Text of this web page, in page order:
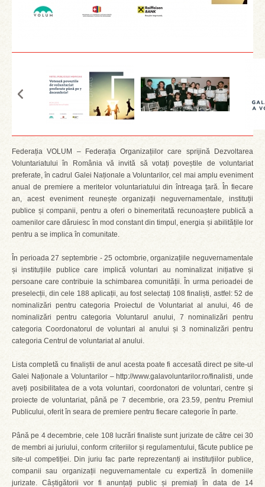
Federația VOLUM – Federația Organizațiilor care sprijină Dezvoltarea
Voluntariatului în România vă invită să votați poveștile de voluntariat
preferate, în cadrul Galei Naționale a Voluntarilor, cel mai amplu eveniment
anual de premiere a meritelor voluntariatului din întreaga țară. În fiecare
an, acest eveniment reunește organizații neguvernamentale, instituții
publice și companii, pentru a oferi o binemeritată recunoaștere publică a
oamenilor care dăruiesc în mod constant din timpul, energia și abilitățile lor
pentru a se implica în comunitate.
În perioada 27 septembrie - 25 octombrie, organizațiile neguvernamentale
și instituțiile publice care implică voluntari au nominalizat inițiative și
persoane care contribuie la schimbarea comunității. În urma perioadei de
preselecții, din cele 188 aplicații, au fost selectați 108 finaliști, astfel: 52 de
nominalizări pentru categoria Proiectul de Voluntariat al anului, 46 de
nominalizări pentru categoria Voluntarul anului, 7 nominalizări pentru
categoria Coordonatorul de voluntari al anului și 3 nominalizări pentru
categoria Centrul de voluntariat al anului.
Lista completă cu finaliștii de anul acesta poate fi accesată direct pe site-ul
Galei Naționale a Voluntarilor – http://www.galavoluntarilor.ro/finalisti, unde
aveți posibilitatea de a vota voluntari, coordonatori de voluntari, centre și
proiecte de voluntariat, până pe 7 decembrie, ora 23.59, pentru Premiul
Publicului, oferit în seara de premiere pentru fiecare categorie în parte.
Până pe 4 decembrie, cele 108 lucrări finaliste sunt jurizate de către cei 30
de membri ai juriului, conform criteriilor și regulamentului, făcute publice pe
site-ul competiției. Din juriu fac parte reprezentanți ai instituțiilor publice,
companii sau organizații neguvernamentale cu expertiză în domeniile
jurizate. Câștigătorii vor fi anunțați public și premiați în data de 14